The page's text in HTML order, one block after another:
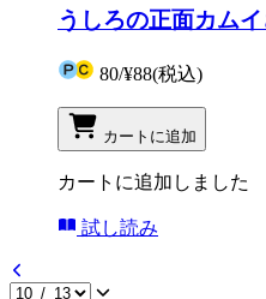
うしろの正面カム
80/¥88(税込)
カートに追加
カートに追加しました
試し読み